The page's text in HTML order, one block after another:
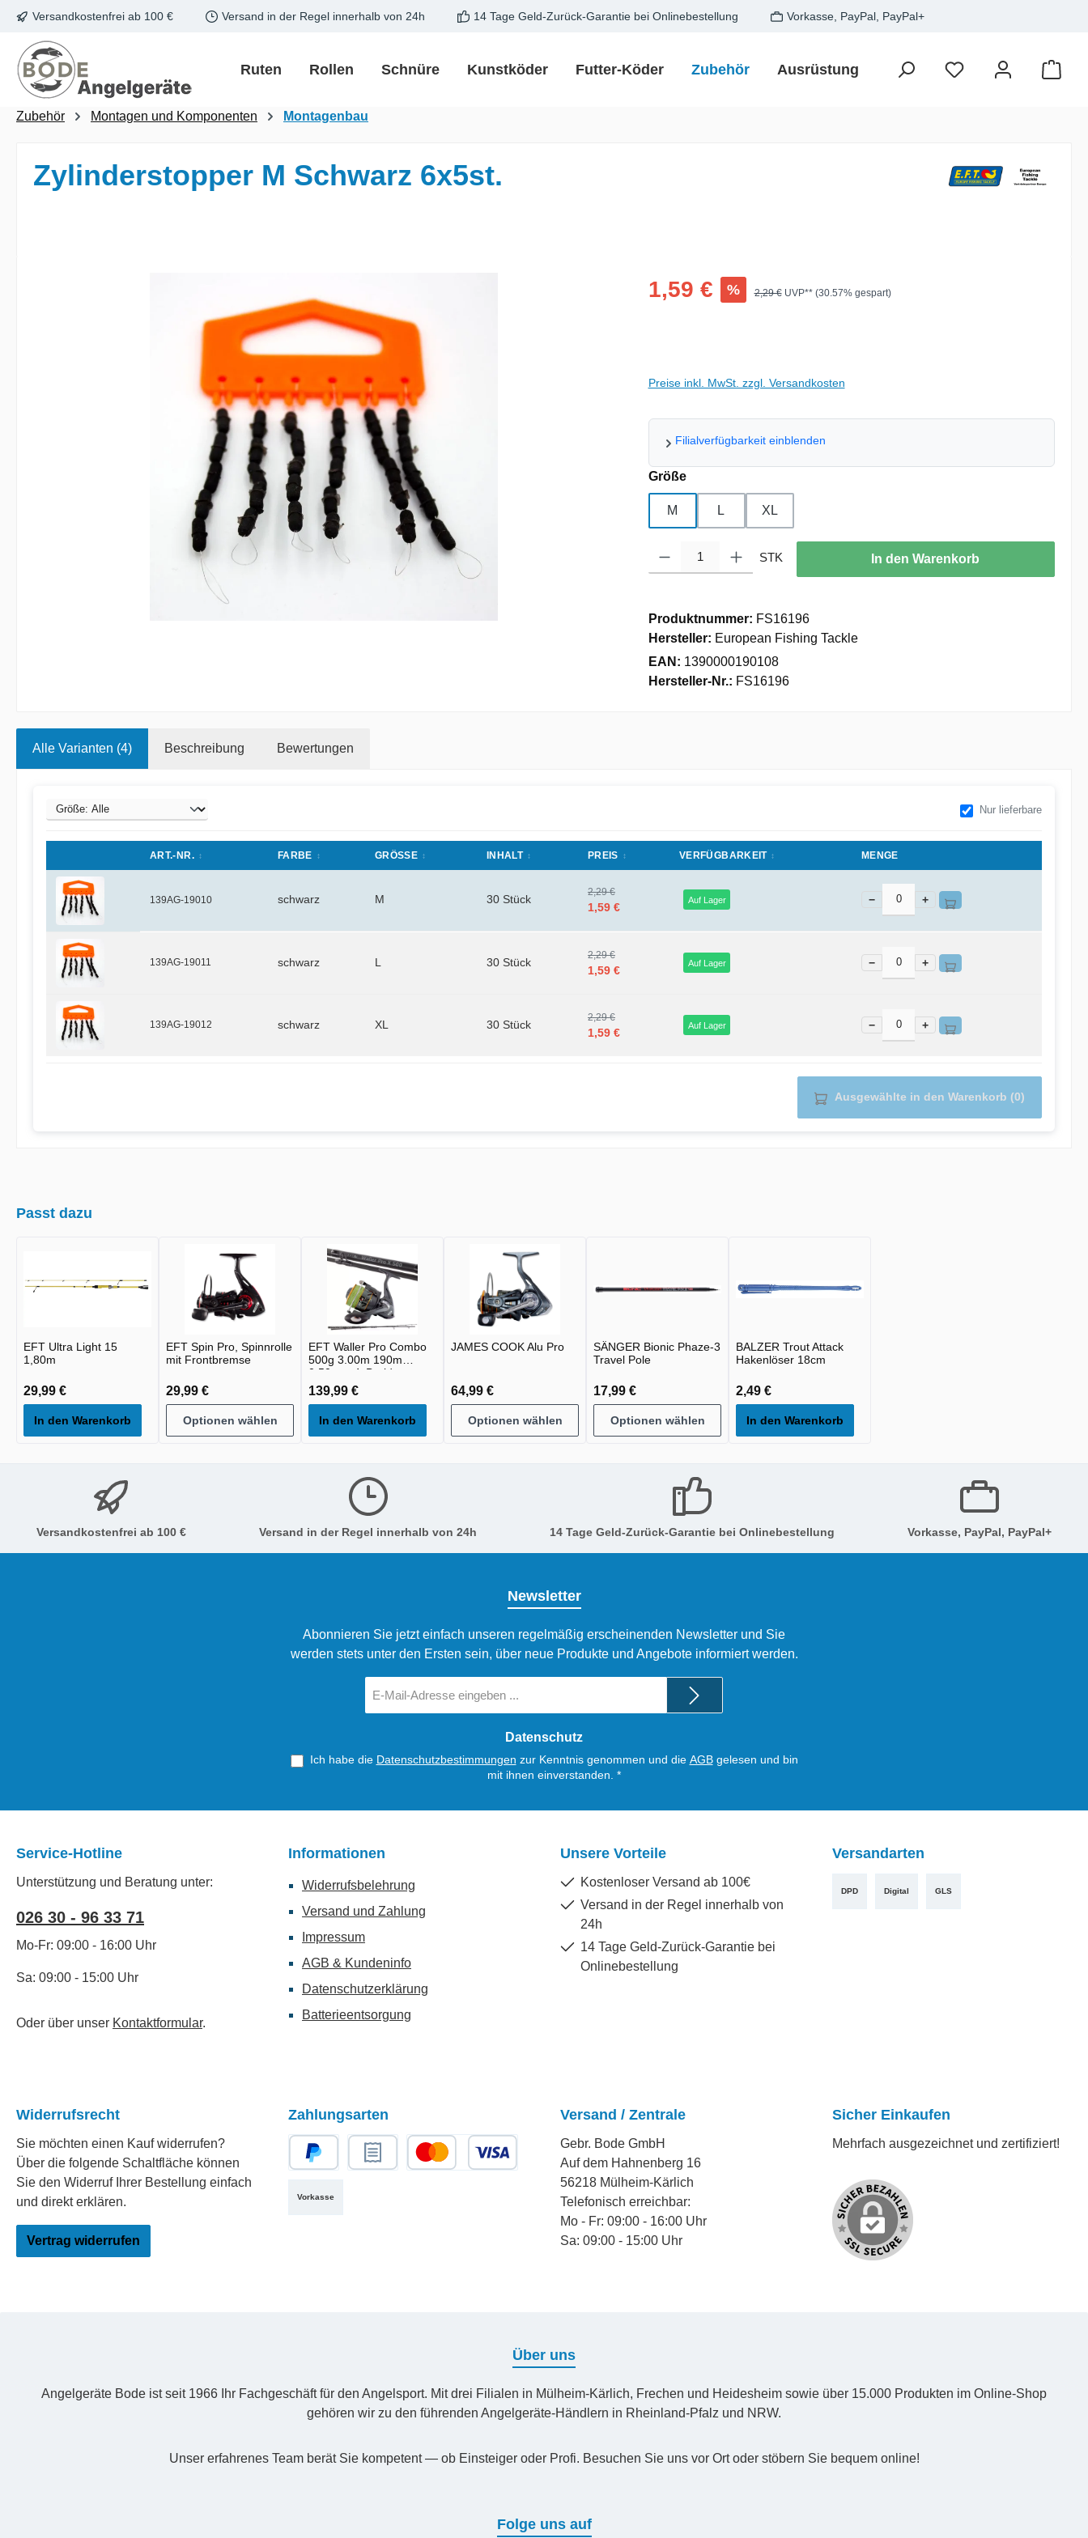
Hauptinhalt springen
Zur Suche springen
Zur Hauptnavigation springen
Versandkostenfrei ab 100 € Versand in der Regel innerhalb von 24h 14 Tage Geld-Zurück-Garantie bei Onlinebestellung Vorkasse, PayPal, PayPal+
Ruten Rollen Schnüre Kunstköder Futter-Köder Zubehör Ausrüstung Zielfisch SALE
Zubehör Montagen und Komponenten Montagenbau
Zylinderstopper M Schwarz 6x5st.
Verkaufspreis:
1,59 € % Regulärer Preis:
2,29 € UVP** (30.57% gespart)
Preise inkl. MwSt. zzgl. Versandkosten
Filialverfügbarkeit einblenden
Größeauswählen
M L XL
Produkt Anzahl: Gib den gewünschten Wert ein oder benutze die Schaltflächen um
STK In den Warenkorb
Produktnummer: FS16196
Hersteller: European Fishing Tackle
EAN: 1390000190108
Hersteller-Nr.: FS16196
Alle Varianten (4) Beschreibung Bewertungen
Nur lieferbare
ART.-NR. FARBE GRÖSSE INHALT PREIS VERFÜGBARKEIT MENGE
139AG-19010 schwarz M 30 Stück
2,29 €
1,59 €
Auf Lager − +
139AG-19011 schwarz L 30 Stück
2,29 €
1,59 €
Auf Lager − +
139AG-19012 schwarz XL 30 Stück
2,29 €
1,59 €
Auf Lager − +
Ausgewählte in den Warenkorb (0)
Passt dazu
EFT Ultra Light 15
1,80m
29,99 €
In den Warenkorb
EFT Spin Pro, Spinnrolle
mit Frontbremse
29,99 €
Optionen wählen
EFT Waller Pro Combo
500g 3.00m 190m
0.50mm 4xBraid
139,99 €
In den Warenkorb
JAMES COOK Alu Pro
64,99 €
Optionen wählen
SÄNGER Bionic Phaze-3
Travel Pole
17,99 €
Optionen wählen
BALZER Trout Attack
Hakenlöser 18cm
2,49 €
In den Warenkorb
Versandkostenfrei ab 100 € Versand in der Regel innerhalb von 24h 14 Tage Geld-Zurück-Garantie bei Onlinebestellung Vorkasse, PayPal, PayPal+
Newsletter
Abonnieren Sie jetzt einfach unseren regelmäßig erscheinenden Newsletter und Sie
werden stets unter den Ersten sein, über neue Produkte und Angebote informiert werden.
Mail-
Datenschutz
Ich habe die Datenschutzbestimmungen zur Kenntnis genommen und die AGBgelesen und bin
mit ihnen einverstanden. *
Service-Hotline
Unterstützung und Beratung unter:
026 30 - 96 33 71
Mo-Fr: 09:00 - 16:00 Uhr
Sa: 09:00 - 15:00 Uhr
Oder über unser Kontaktformular.
Informationen
Widerrufsbelehrung
Versand und Zahlung
Impressum
AGB & Kundeninfo
Datenschutzerklärung
Batterieentsorgung
Unsere Vorteile
Kostenloser Versand ab 100€
Versand in der Regel innerhalb von
24h
14 Tage Geld-Zurück-Garantie bei
Onlinebestellung
Versandarten
DPD Digital GLS
Widerrufsrecht
Sie möchten einen Kauf widerrufen?
Über die folgende Schaltfläche können
Sie den Widerruf Ihrer Bestellung einfach
und direkt erklären.
Vertrag widerrufen
Zahlungsarten
Vorkasse
Versand / Zentrale
Gebr. Bode GmbH
Auf dem Hahnenberg 16
56218 Mülheim-Kärlich
Telefonisch erreichbar:
Mo - Fr: 09:00 - 16:00 Uhr
Sa: 09:00 - 15:00 Uhr
Sicher Einkaufen
Mehrfach ausgezeichnet und zertifiziert!
Über uns
Angelgeräte Bode ist seit 1966 Ihr Fachgeschäft für den Angelsport. Mit drei Filialen in Mülheim-Kärlich, Frechen und Heidesheim sowie über 15.000 Produkten im Online-Shop
gehören wir zu den führenden Angelgeräte-Händlern in Rheinland-Pfalz und NRW.
Unser erfahrenes Team berät Sie kompetent — ob Einsteiger oder Profi. Besuchen Sie uns vor Ort oder stöbern Sie bequem online!
Folge uns auf